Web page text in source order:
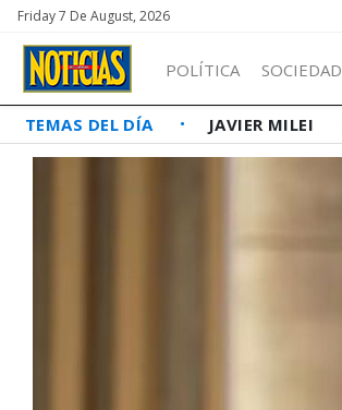
Friday 7 De August, 2026
POLÍTICA SOCIEDAD
TEMAS DEL DÍA JAVIER MILEI